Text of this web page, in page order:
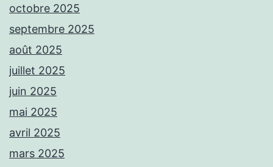
octobre 2025
septembre 2025
août 2025
juillet 2025
juin 2025
mai 2025
avril 2025
mars 2025